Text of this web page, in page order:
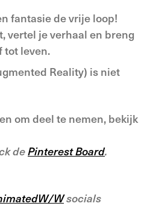
fantasie de vrije loop!
vertel je verhaal en breng
tot leven.
Reality) is niet
om deel te nemen, bekijk
dePinterest Board.
Wsocials